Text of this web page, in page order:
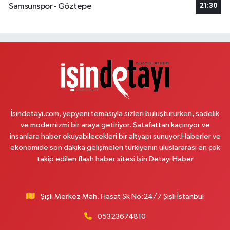
E-bebek mağazası yanı.
Erenköy Mahallesi Ömerpaşa Sokak 54 A
0 (216) 550 77 77 Yol Tarifi Al
Mimar Sinan Mahallesi Otopark Arkası Sokak 16 B Aktif International
Üsküdar Hastanesi yanı
Samsunspor - Göztepe
21:30
İşindetayi.com, yepyeni temasıyla sizleri buluştururken, sadelik
ve modernizmi bir araya getiriyor. Şatafattan kaçınıyor ve
insanlara haber okuyabilecekleri bir altyapı sunuyor.Haberler ve
ekonomide son dakika gelişmeleri türkiyenin uluslararası en çok
takip edilen flash haber sitesi İşin Detayı Haber
Şişli Merkez Mah. Hasat Sk No:24/7 Şişli İstanbul
05323674810